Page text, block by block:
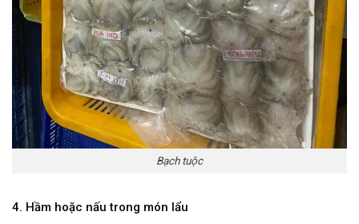
Bạch tuộc
4. Hầm hoặc nấu trong món lẩu